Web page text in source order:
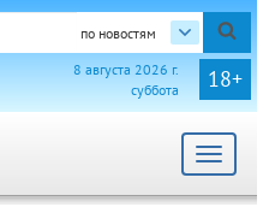
по новостям
18+
8 августа 2026 г.
суббота
Toggle